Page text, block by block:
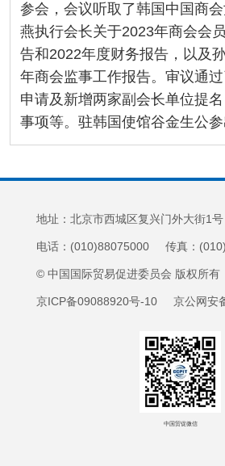
参会，会议听取了韩国中国商
燕执行会长关于2023年商会会
告和2022年度财务报告，以及
年商会监事工作报告。审议通
申请及新增两家副会长单位提
事项等。驻韩国使馆谷金生公参
地址：北京市西城区复兴门外大街
电话：(010)88075000 传真：
© 中国国际贸易促进委员会 版权所有
京ICP备09088920号-10 京公网安
中国贸促微信